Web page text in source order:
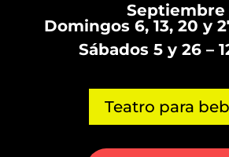
Septiembre
Domingos 6, 13, 20 y
Sábados5 y 26 –
Teatro para